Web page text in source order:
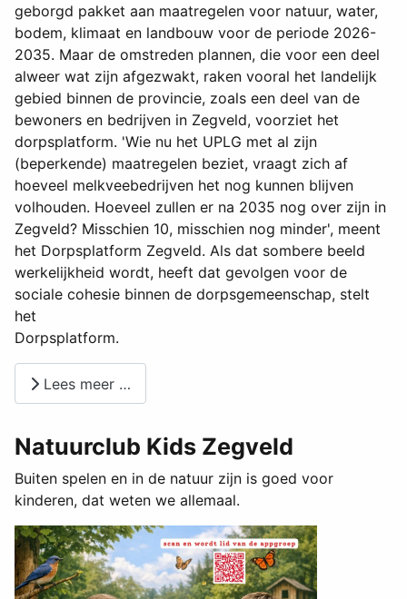
geborgd pakket aan maatregelen voor natuur, water,
bodem, klimaat en landbouw voor de periode 2026-
2035. Maar de omstreden plannen, die voor een deel
alweer wat zijn afgezwakt, raken vooral het landelijk
gebied binnen de provincie, zoals een deel van de
bewoners en bedrijven in Zegveld, voorziet het
dorpsplatform. 'Wie nu het UPLG met al zijn
(beperkende) maatregelen beziet, vraagt zich af
hoeveel melkveebedrijven het nog kunnen blijven
volhouden. Hoeveel zullen er na 2035 nog over zijn in
Zegveld? Misschien 10, misschien nog minder', meent
het Dorpsplatform Zegveld. Als dat sombere beeld
werkelijkheid wordt, heeft dat gevolgen voor de
sociale cohesie binnen de dorpsgemeenschap, stelt
het
Dorpsplatform.
Lees meer …
Natuurclub Kids Zegveld
Buiten spelen en in de natuur zijn is goed voor
kinderen, dat weten we allemaal.